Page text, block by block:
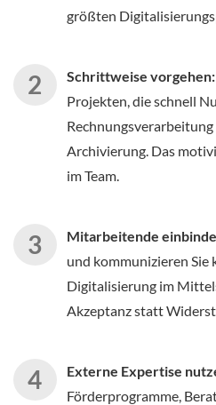
größten
Schrittweise vorgehen:
Projekten, die schnell
Archivierung. Das
im Team.
Mitarbeitende
und kommunizieren Sie
Digitalisierung im
Akzeptanz statt
Externe Expertise
Förderprogramme,